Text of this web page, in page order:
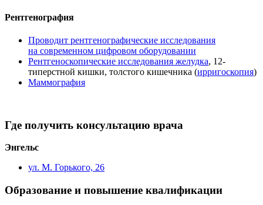
Рентгенография
Проводит рентгенографические исследования
на современном цифровом оборудовании
Рентгеноскопические исследования желудка, 12-
типерстной кишки, толстого кишечника (ирригоскопия)
Маммография
Где получить консультацию врача
Энгельс
ул. М. Горького, 26
Образование и повышение квалификации